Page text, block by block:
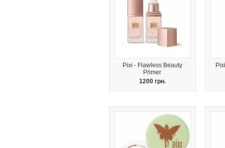
Pixi - Flawless Beauty
Primer
1200 грн.